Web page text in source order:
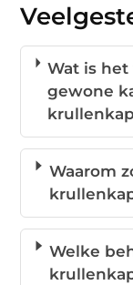
Wat is
gewone
Waarom
Welke